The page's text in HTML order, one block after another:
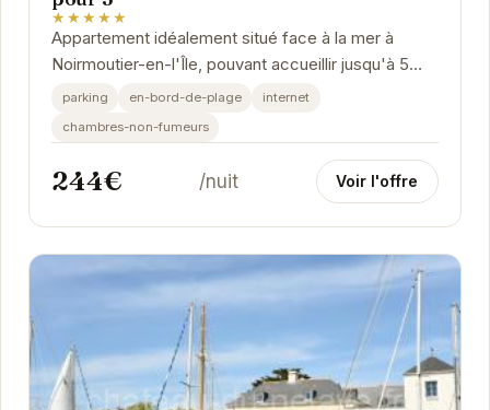
★★★★★
Appartement idéalement situé face à la mer à
Noirmoutier-en-l'Île, pouvant accueillir jusqu'à 5
personnes. Profitez d'un séjour relaxant dans...
parking en-bord-de-plage
internet
chambres-non-fumeurs
244€ /nuit Voir l'offre